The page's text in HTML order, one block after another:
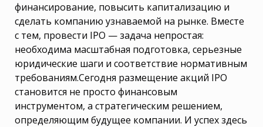
финансирование, повысить капитализацию и
сделать компанию узнаваемой на рынке. Вместе
с тем, провести IPO — задача непростая:
необходима масштабная подготовка, серьезные
юридические шаги и соответствие нормативным
требованиям.Сегодня размещение акций IPO
становится не просто финансовым
инструментом, а стратегическим решением,
определяющим будущее компании. И успех здесь